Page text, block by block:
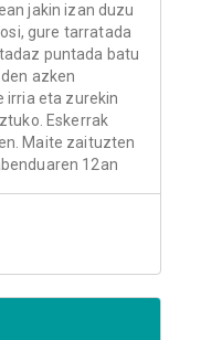
jakin izan duzu
gure tarratada
puntada batu
azken
irria eta zurekin
Eskerrak
Maite zaituzten
12an